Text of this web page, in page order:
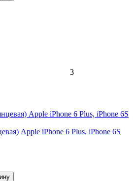
3
Apple iPhone 6 Plus, iPhone 6S